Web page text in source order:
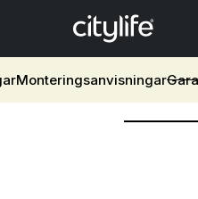
Monteringsanvisningar